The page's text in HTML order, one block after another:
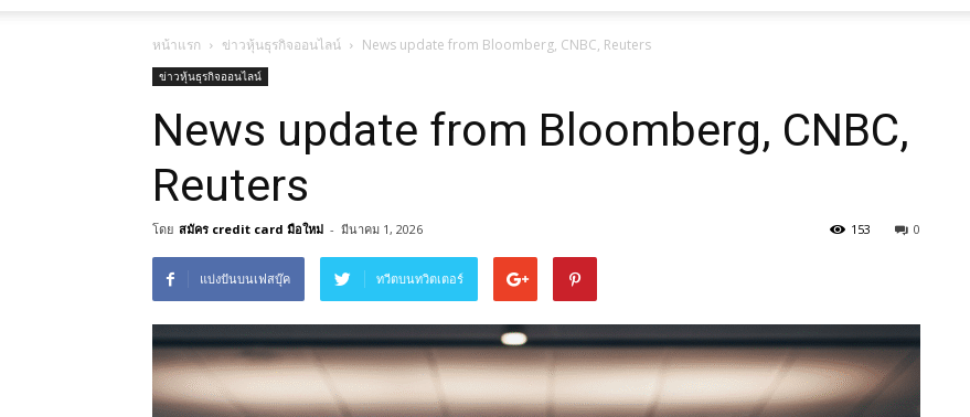
เชื่อ
บุคคล
ทุก
อนุมัติ
บริการ
ฟรี
หน้าแรก ข่าวหุ้นธุรกิจออนไลน์ News update from Bloomberg, CNBC, Reuters
ข่าวหุ้นธุรกิจออนไลน์
News update from Bloomberg, CNBC,
Reuters
โดย สมัคร credit card มือใหม่ - มีนาคม 1, 2026 0
153
แบ่งปันบนเฟสบุ๊ค ทวีตบนทวิตเตอร์